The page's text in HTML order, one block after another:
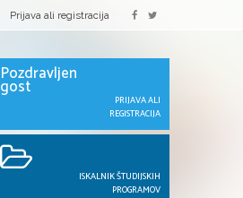
Prijava ali registracija
Pozdravljen
gost
PRIJAVA ALI
REGISTRACIJA
ISKALNIK ŠTUDIJSKIH
PROGRAMOV